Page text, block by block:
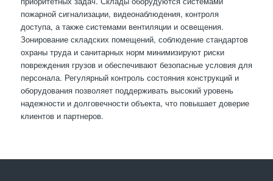
пожарной сигнализации, видеонаблюдения, контроля
доступа, а также системами вентиляции и освещения.
Зонирование складских помещений, соблюдение стандартов
охраны труда и санитарных норм минимизируют риски
повреждения грузов и обеспечивают безопасные условия для
персонала. Регулярный контроль состояния конструкций и
оборудования позволяет поддерживать высокий уровень
надежности и долговечности объекта, что повышает доверие
клиентов и партнеров.